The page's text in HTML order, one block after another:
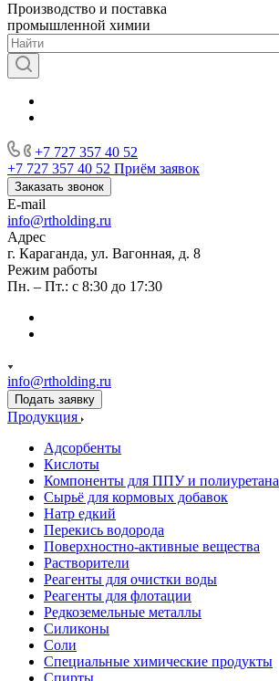
Производство и поставка
промышленной химии
+7 727 357 40 52
+7 727 357 40 52 Приём заявок
Заказать звонок
E-mail
info@rtholding.ru
Адрес
г. Караганда, ул. Вагонная, д. 8
Режим работы
Пн. – Пт.: с 8:30 до 17:30
info@rtholding.ru
Подать заявку
Продукция
Адсорбенты
Кислоты
Компоненты для ППУ и полиуретана
Сырьё для кормовых добавок
Натр едкий
Перекись водорода
Поверхностно-активные вещества
Растворители
Реагенты для очистки воды
Реагенты для флотации
Редкоземельные металлы
Силиконы
Соли
Специальные химические продукты
Спирты